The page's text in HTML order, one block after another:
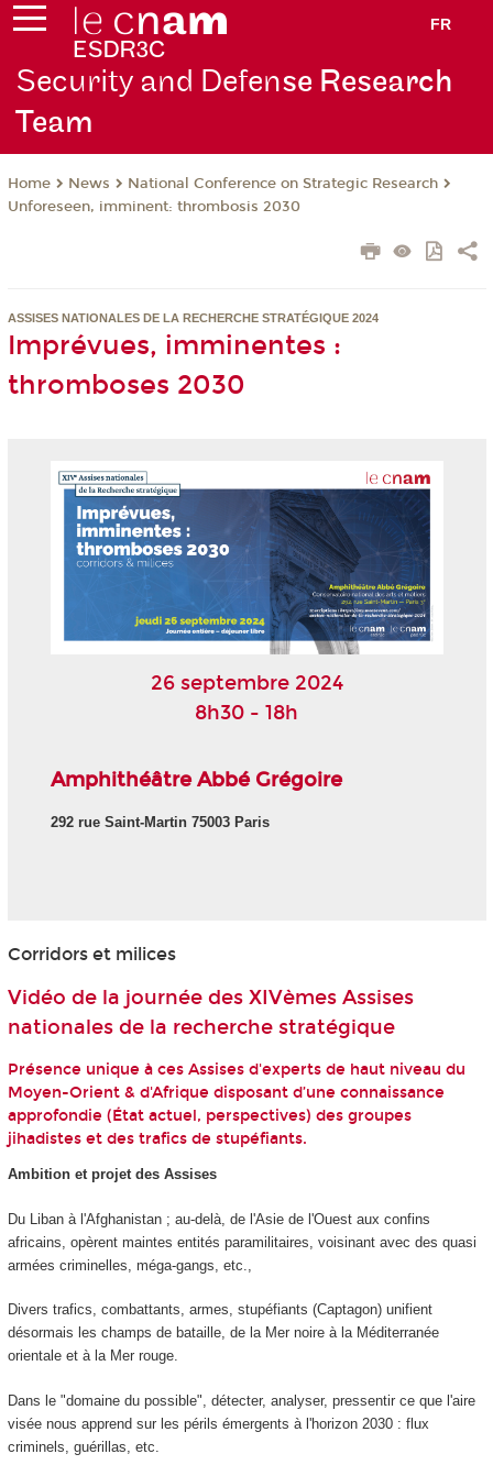
FR
Security and Defense Research
Team
Home News
National Conference on Strategic Research
Unforeseen, imminent: thrombosis 2030
ASSISES NATIONALES DE LA RECHERCHE STRATÉGIQUE 2024
Imprévues, imminentes :
thromboses 2030
26 septembre 2024
8h30 - 18h
Amphithéâtre Abbé Grégoire
292 rue Saint-Martin 75003 Paris
Corridors et milices
Vidéo de la journée des XIVèmes Assises
nationales de la recherche stratégique
Présence unique à ces Assises d'experts de haut niveau du
Moyen-Orient & d'Afrique disposant d’une connaissance
approfondie (État actuel, perspectives) des groupes
jihadistes et des trafics de stupéfiants.
Ambition et projet des Assises
Du Liban à l'Afghanistan ; au-delà, de l'Asie de l'Ouest aux confins
africains, opèrent maintes en­tités paramilitaires, voisinant avec des quasi
armées criminelles, méga-gangs, etc.,
Divers trafics, combattants, armes, stupéfiants (Captagon) unifient
désormais les champs de bataille, de la Mer noire à la Méditerranée
orientale et à la Mer rouge.
Dans le "domaine du possible", détecter, analyser, pressentir ce que l'aire
visée nous ap­prend sur les périls émergents à l'horizon 2030 : flux
criminels, guérillas, etc.